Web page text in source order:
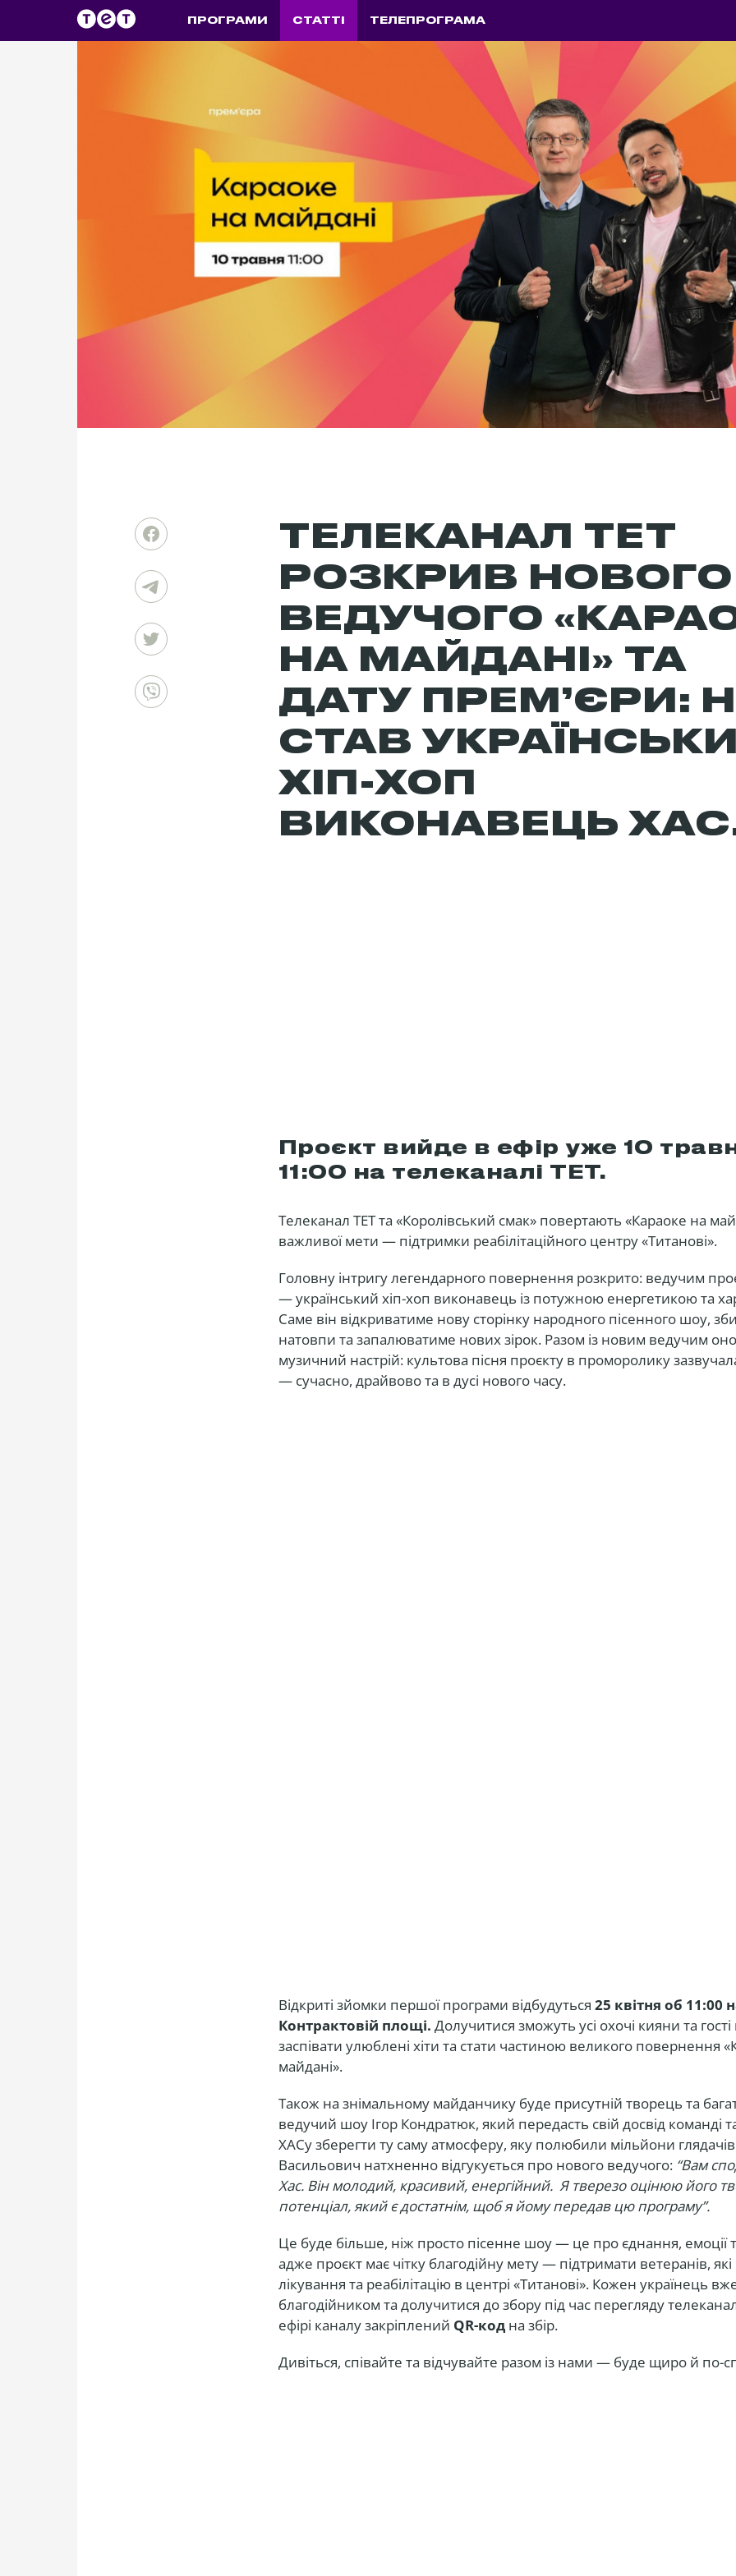
ПРОГРАМИ СТАТТІ ТЕЛЕПРОГРАМА
ТЕЛЕКАНАЛ ТЕТ
РОЗКРИВ НОВОГО
ВЕДУЧОГО
НА МАЙДАНІ» ТА
ДАТУ ПРЕМ’ЄРИ:
СТАВ
ХІП-ХОП
ВИКОНАВЕЦЬ
Проєкт вийде в ефір уже 10
11:00 на телеканалі ТЕТ.
Телеканал ТЕТ та «Королівський смак» повертають «Караоке на
важливої мети — підтримки реабілітаційного центру «Титанові».
Головну інтригу легендарного повернення розкрито: ведучим
— український хіп-хоп виконавець із потужною енергетикою та
Саме він відкриватиме нову сторінку народного пісенного шоу,
натовпи та запалюватиме нових зірок. Разом із новим ведучим
музичний настрій: культова пісня проєкту в проморолику
— сучасно, драйвово та в дусі нового часу.
Відкриті зйомки першої програми відбудуться 25 квітня об 11:00
Контрактовій площі. Долучитися зможуть усі охочі кияни та
заспівати улюблені хіти та стати частиною великого повернення
майдані».
Також на знімальному майданчику буде присутній творець та
ведучий шоу Ігор Кондратюк, який передасть свій досвід команді
ХАСу зберегти ту саму атмосферу, яку полюбили мільйони
Васильович натхненно відгукується про нового ведучого: “Вам
Хас. Він молодий, красивий, енергійний. Я тверезо оцінюю його
потенціал, який є достатнім, щоб я йому передав цю програму”.
Це буде більше, ніж просто пісенне шоу — це про єднання, емоції
адже проєкт має чітку благодійну мету — підтримати ветеранів,
лікування та реабілітацію в центрі «Титанові». Кожен українець
благодійником та долучитися до збору під час перегляду
ефірі каналу закріплений QR-код на збір.
Дивіться, співайте та відчувайте разом із нами — буде щиро й по-